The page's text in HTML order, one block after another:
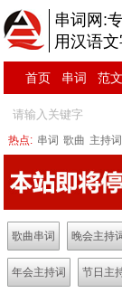
串词网:
用汉语
首页 串词 范文
热点: 串词 歌曲 主持词
歌曲串词 晚会主持
年会主持词 节日主